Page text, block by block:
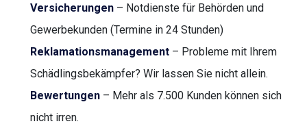
Versicherungen – Notdienste für Behörden und
Gewerbekunden (Termine in 24 Stunden)
Reklamationsmanagement – Probleme mit Ihrem
Schädlingsbekämpfer? Wir lassen Sie nicht allein.
Bewertungen – Mehr als 7.500 Kunden können sich
nicht irren.